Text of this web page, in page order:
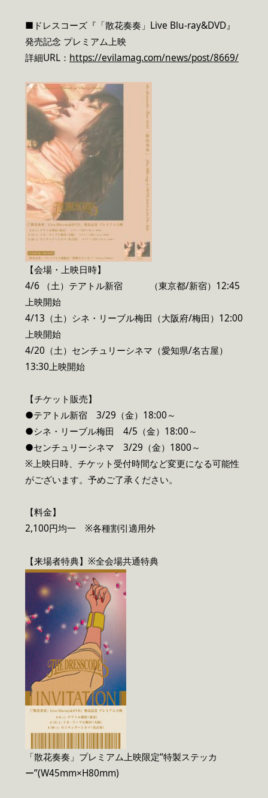
■ドレスコーズ『「散花奏奏」Live Blu-ray&DVD』
発売記念 プレミアム上映
詳細URL： https://evilamag.com/news/post/8669/
【会場・上映日時】
4/6 （土）テアトル新宿 （東京都/新宿）12:45
上映開始
4/13（土）シネ・リーブル梅田（大阪府/梅田）12:00
上映開始
4/20（土）センチュリーシネマ（愛知県/名古屋）
13:30上映開始
【チケット販売】
●テアトル新宿 3/29（金）18:00～
●シネ・リーブル梅田 4/5（金）18:00～
●センチュリーシネマ 3/29（金）1800～
※上映日時、チケット受付時間など変更になる可能性
がございます。予めご了承ください。
【料金】
2,100円均一 ※各種割引適用外
【来場者特典】※全会場共通特典
「散花奏奏」プレミアム上映限定“特製ステッカ
ー”(W45mm×H80mm)